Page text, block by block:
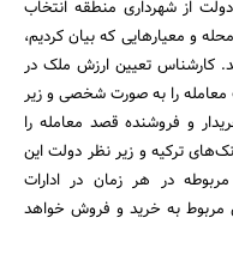
از شهرداری منطقه انتخاب
و معیارهایی که بیان کردیم،
کارشناس تعیین ارزش ملک در
معامله را به صورت شخصی و زیر
و فروشنده قصد معامله را
ترکیه و زیر نظر دولت این
در هر زمان در ادارات
مربوط به خرید و فروش خواهد